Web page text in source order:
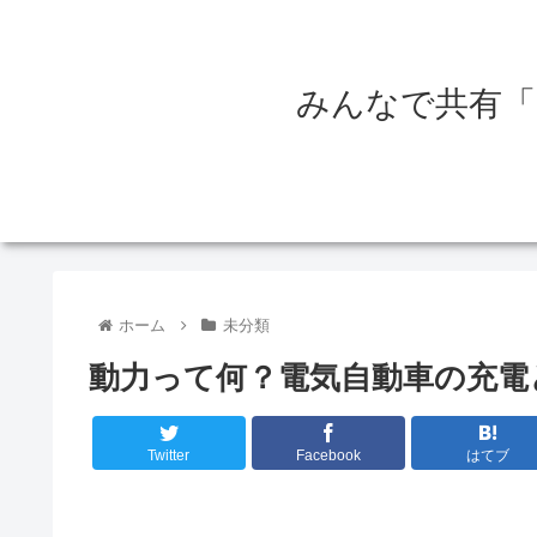
みんなで共有
ホーム 未分類
動力って何？電気自動車の充
Twitter Facebook はてブ